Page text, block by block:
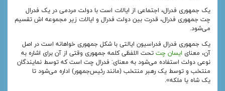
یک جمهوری فدرال، اجتماعی از ایالات است با دولت مردمی در یک فدرال
چت جمهوری فدرال، قدرت بین دولت فدرال و ایالات زیر مجموعه اش تقسیم
می‌شود.
یک جمهوری فدرال فدراسیون ایالتی با شکل جمهوری خواهانه است در اصل
آن، معنای ایسان چتتحت اللفظی کلمه جمهوری وقتی از آن برای اشاره به
نوعی دولت استفاده می‌شود به معنای: فدرال چت است که توسط نمایندگان
منتخب و توسط یک رهبر منتخب (مانند رئیس‌جمهور) اداره می‌شود تا
یک شاه یا ملکه».